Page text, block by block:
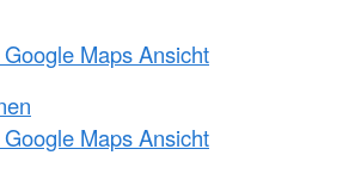
Maps Ansicht
Maps Ansicht